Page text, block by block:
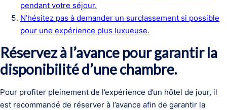
pendant votre séjour.
N’hésitez pas à demander un surclassement si possible
pour une expérience plus luxueuse.
Réservez à l’avance pour garantir la
disponibilité d’une chambre.
Pour profiter pleinement de l’expérience d’un hôtel de jour, il
est recommandé de réserver à l’avance afin de garantir la